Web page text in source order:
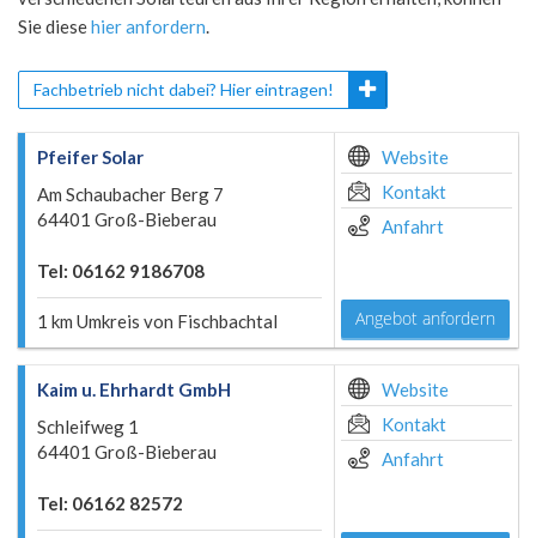
Sie diesehier anfordern.
Fachbetrieb nicht dabei? Hier eintragen!
Pfeifer Solar
Am Schaubacher Berg 7
64401 Groß-Bieberau
Tel: 06162 9186708
1 km Umkreis von Fischbachtal
Website
Kontakt
Anfahrt
Angebot anfordern
Kaim u. Ehrhardt GmbH
Schleifweg 1
64401 Groß-Bieberau
Tel: 06162 82572
Website
Kontakt
Anfahrt